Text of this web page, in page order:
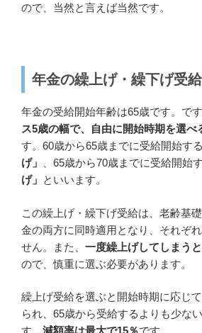
ので、当然と言えば当然です。
年金の繰上げ・繰下げ受給
年金の受給開始年齢は65歳です。です
ス5歳の幅で、自由に開始時期を選べ
す。60歳から65歳までに受給開始す
げ」 、65歳から70歳までに受給開始
げ」 といいます。
この繰上げ・繰下げ受給は、老齢基
金の両方に同時適用となり、それぞ
せん。また、 一度繰上げしてしまう
ので、慎重に選ぶ必要があります。
繰上げ受給を選ぶと開始時期に応じ
られ、65歳から受給するよりも少な